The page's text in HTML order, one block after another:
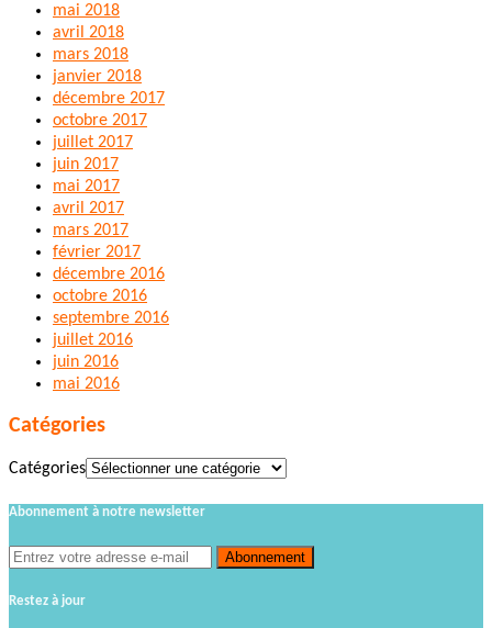
mai 2018
avril 2018
mars 2018
janvier 2018
décembre 2017
octobre 2017
juillet 2017
juin 2017
mai 2017
avril 2017
mars 2017
février 2017
décembre 2016
octobre 2016
septembre 2016
juillet 2016
juin 2016
mai 2016
Catégories
Catégories
Abonnement à notre newsletter
Restez à jour